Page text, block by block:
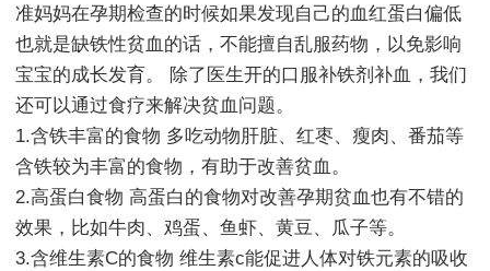
准妈妈在孕期检查的时候如果发现自己的血红蛋白偏低
也就是缺铁性贫血的话，不能擅自乱服药物，以免影响
宝宝的成长发育。 除了医生开的口服补铁剂补血，我们
还可以通过食疗来解决贫血问题。
1.含铁丰富的食物 多吃动物肝脏、红枣、瘦肉、番茄等
含铁较为丰富的食物，有助于改善贫血。
2.高蛋白食物 高蛋白的食物对改善孕期贫血也有不错的
效果，比如牛肉、鸡蛋、鱼虾、黄豆、瓜子等。
3.含维生素C的食物 维生素c能促进人体对铁元素的吸收